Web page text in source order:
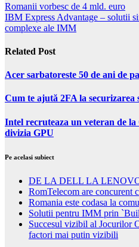
Romanii vorbesc de 4 mld. euro
IBM Express Advantage – solutii
complexe ale IMM
Related Post
Acer sarbatoreste 50 de ani de
Cum te ajută 2FA la securizarea
Intel recruteaza un veteran de
divizia GPU
Pe acelasi subiect
DE LA DELL LA
RomTelecom are concurent
Romania este codasa la
Solutii pentru IMM prin
Succesul vizibil al Jocurilor
factori mai putin vizibili